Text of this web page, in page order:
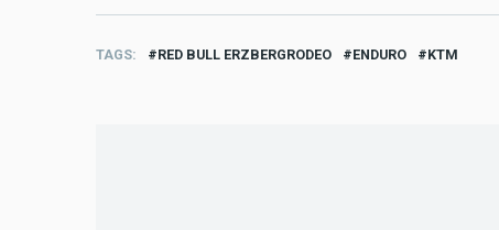
TAGS RED BULL ERZBERGRODEO ENDURO KTM